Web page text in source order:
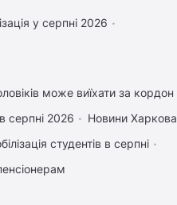
у серпні 2026
може виїхати за кордон
серпні 2026
Новини Харкова
студентів в серпні